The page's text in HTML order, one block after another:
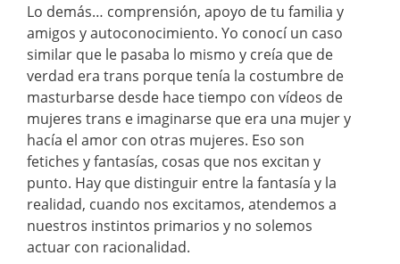
Lo demás… comprensión, apoyo de tu familia y
amigos y autoconocimiento. Yo conocí un caso
similar que le pasaba lo mismo y creía que de
verdad era trans porque tenía la costumbre de
masturbarse desde hace tiempo con vídeos de
mujeres trans e imaginarse que era una mujer y
hacía el amor con otras mujeres. Eso son
fetiches y fantasías, cosas que nos excitan y
punto. Hay que distinguir entre la fantasía y la
realidad, cuando nos excitamos, atendemos a
nuestros instintos primarios y no solemos
actuar con racionalidad.